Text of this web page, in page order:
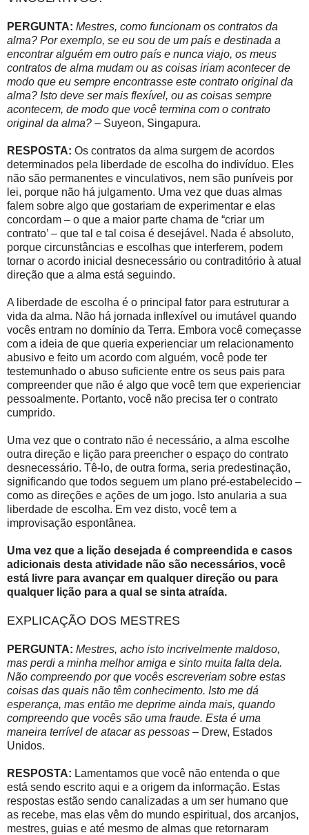
PERGUNTA: Mestres, como funcionam os contratos da
alma? Por exemplo, se eu sou de um país e destinada a
encontrar alguém em outro país e nunca viajo, os meus
contratos de alma mudam ou as coisas iriam acontecer de
modo que eu sempre encontrasse este contrato original da
alma? Isto deve ser mais flexível, ou as coisas sempre
acontecem, de modo que você termina com o contrato
original da alma? – Suyeon, Singapura.
RESPOSTA: Os contratos da alma surgem de acordos
determinados pela liberdade de escolha do indivíduo. Eles
não são permanentes e vinculativos, nem são puníveis por
lei, porque não há julgamento. Uma vez que duas almas
falem sobre algo que gostariam de experimentar e elas
concordam – o que a maior parte chama de “criar um
contrato’ – que tal e tal coisa é desejável. Nada é absoluto,
porque circunstâncias e escolhas que interferem, podem
tornar o acordo inicial desnecessário ou contraditório à atual
direção que a alma está seguindo.
A liberdade de escolha é o principal fator para estruturar a
vida da alma. Não há jornada inflexível ou imutável quando
vocês entram no domínio da Terra. Embora você começasse
com a ideia de que queria experienciar um relacionamento
abusivo e feito um acordo com alguém, você pode ter
testemunhado o abuso suficiente entre os seus pais para
compreender que não é algo que você tem que experienciar
pessoalmente. Portanto, você não precisa ter o contrato
cumprido.
Uma vez que o contrato não é necessário, a alma escolhe
outra direção e lição para preencher o espaço do contrato
desnecessário. Tê-lo, de outra forma, seria predestinação,
significando que todos seguem um plano pré-estabelecido –
como as direções e ações de um jogo. Isto anularia a sua
liberdade de escolha. Em vez disto, você tem a
improvisação espontânea.
Uma vez que a lição desejada é compreendida e casos
adicionais desta atividade não são necessários, você
está livre para avançar em qualquer direção ou para
qualquer lição para a qual se sinta atraída.
EXPLICAÇÃO DOS MESTRES
PERGUNTA: Mestres, acho isto incrivelmente maldoso,
mas perdi a minha melhor amiga e sinto muita falta dela.
Não compreendo por que vocês escreveriam sobre estas
coisas das quais não têm conhecimento. Isto me dá
esperança, mas então me deprime ainda mais, quando
compreendo que vocês são uma fraude. Esta é uma
maneira terrível de atacar as pessoas – Drew, Estados
Unidos.
RESPOSTA: Lamentamos que você não entenda o que
está sendo escrito aqui e a origem da informação. Estas
respostas estão sendo canalizadas a um ser humano que
as recebe, mas elas vêm do mundo espiritual, dos arcanjos,
mestres, guias e até mesmo de almas que retornaram